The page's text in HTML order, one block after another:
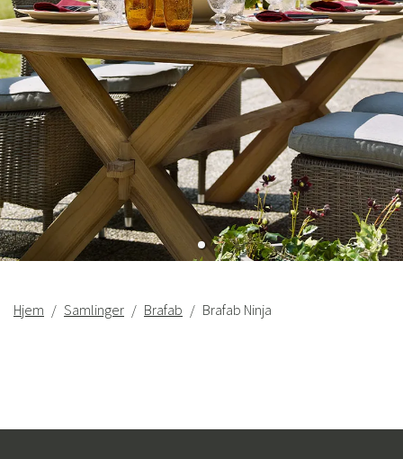
Hjem Samlinger Brafab Brafab Ninja